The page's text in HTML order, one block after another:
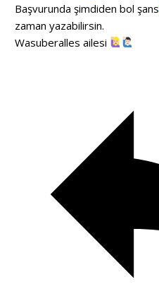
Başvurunda şimdiden bol şans
zaman yazabilirsin.
Wasuberalles ailesi